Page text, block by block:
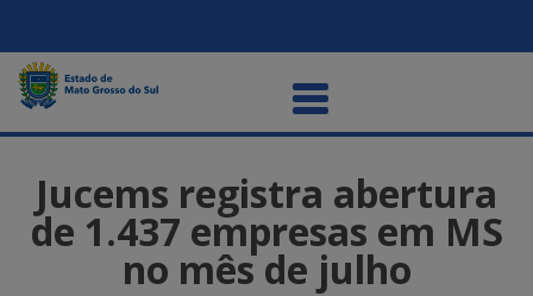
Jucems registra abertura
de 1.437 empresas em MS
no mês de julho